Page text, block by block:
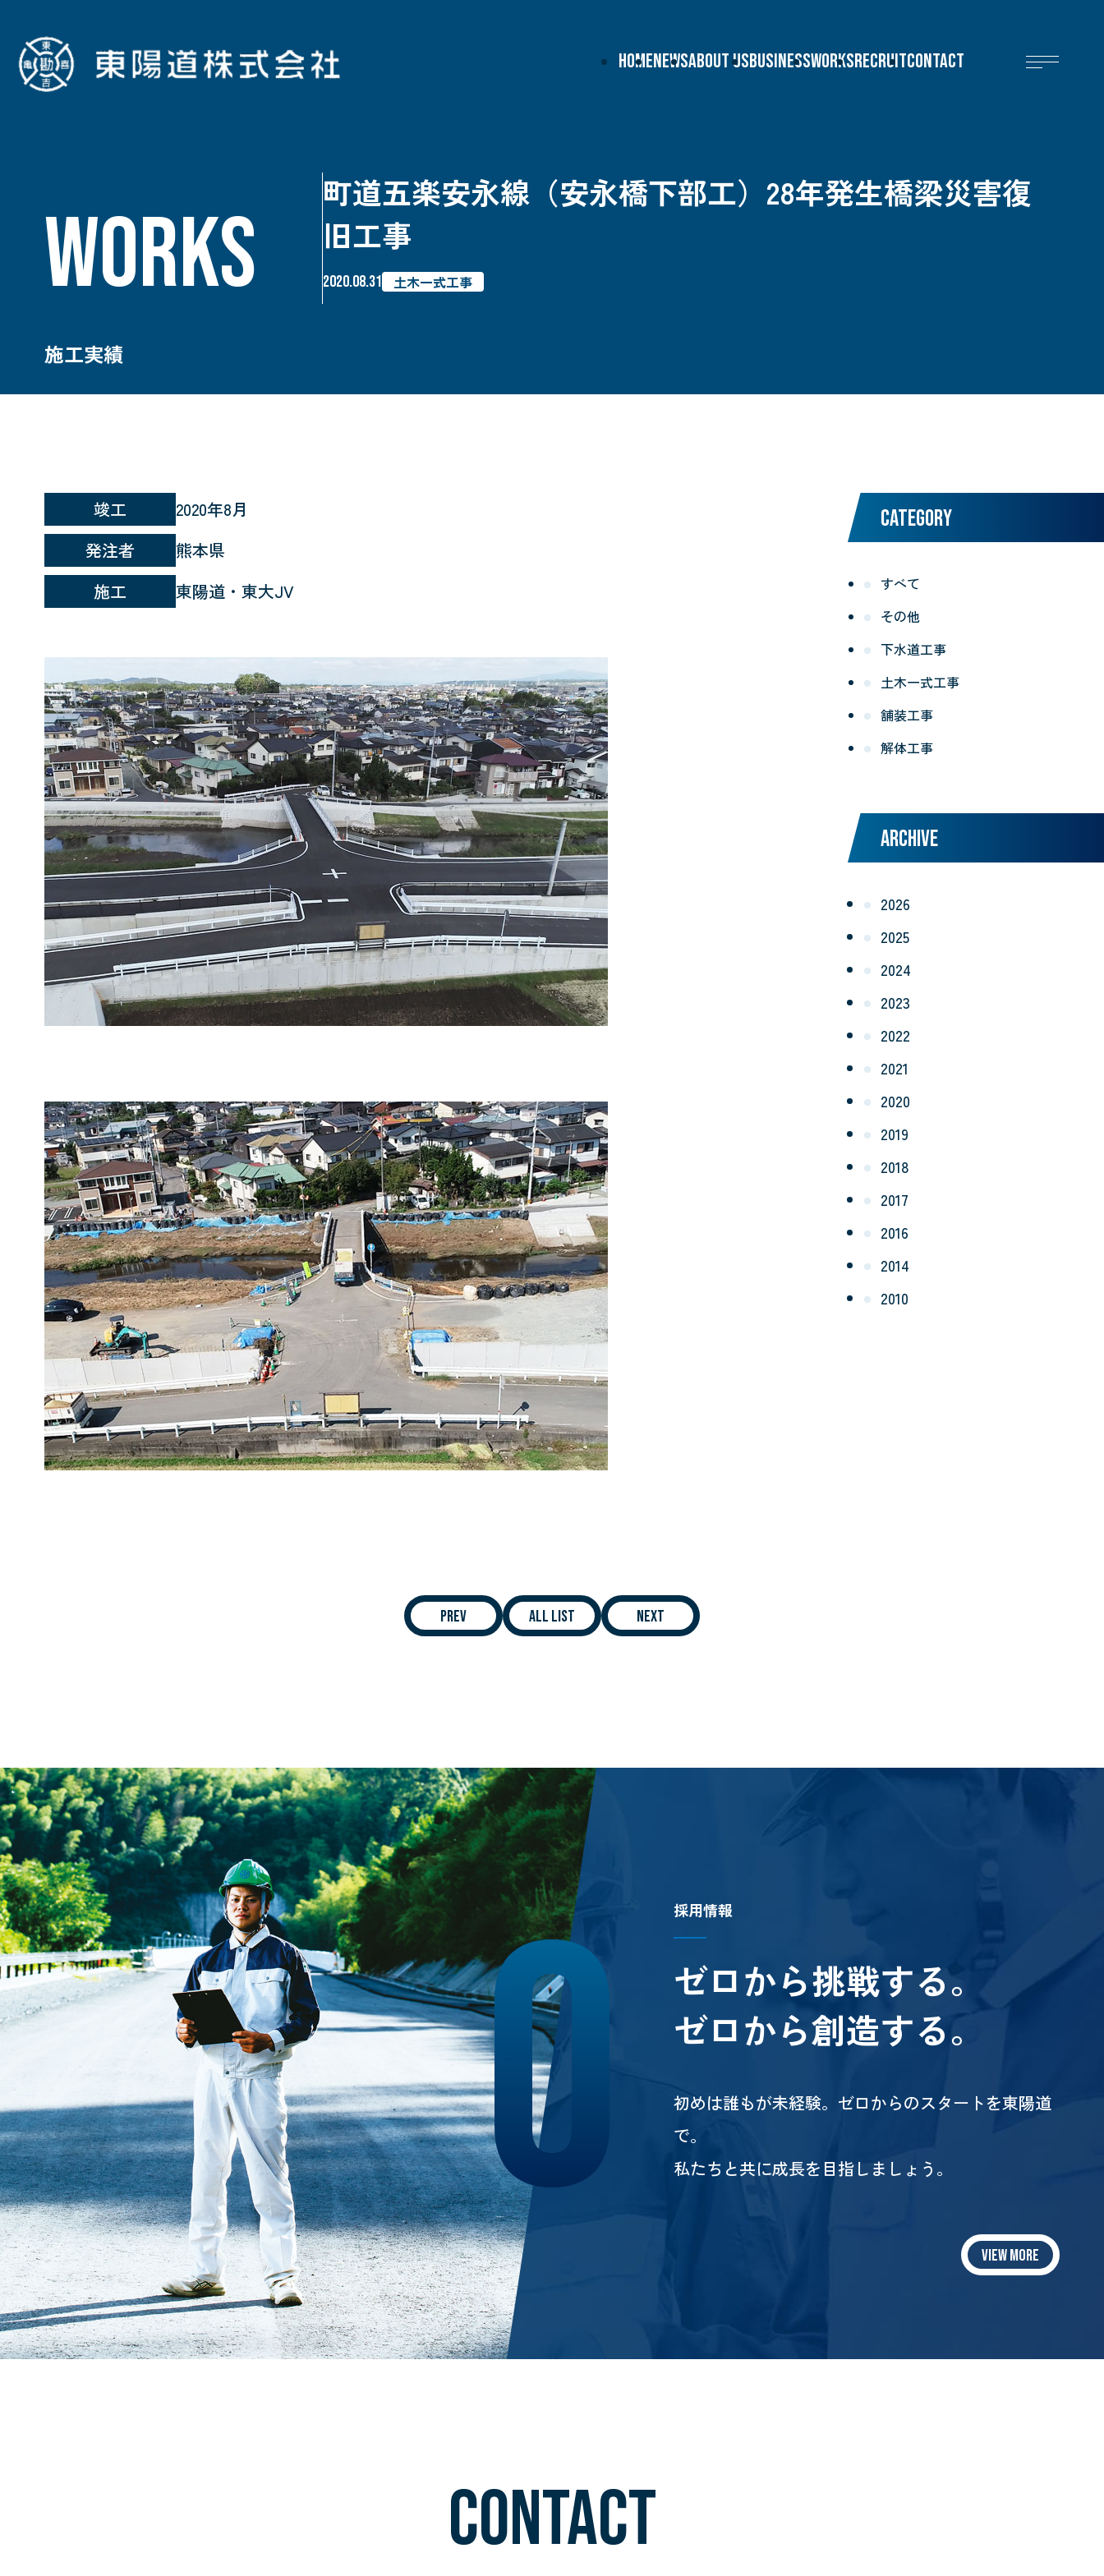
HOMENEWSABOUT USBUSINESSWORKSRECRUITCONTACT
ホーム
施工実績
WORKS
施工実績
町道五楽安永線（安永橋下部工）28年発生橋梁災害復
旧工事
2020.08.31 土木一式工事
竣工
2020年8月
発注者
熊本県
施工
東陽道・東大JV
PREV ALL LIST NEXT
CATEGORY
すべて
その他
下水道工事
土木一式工事
舗装工事
解体工事
ARCHIVE
2026
2025
2024
2023
2022
2021
2020
2019
2018
2017
2016
2014
2010
採用情報
ゼロから挑戦する。
ゼロから創造する。
初めは誰もが未経験。ゼロからのスタートを東陽道
で。
私たちと共に成長を目指しましょう。
VIEW MORE
CONTACT